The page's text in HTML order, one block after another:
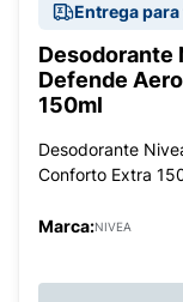
Entrega
Desodorante
Defende
150ml
Desodorante
Conforto Extra
Marca:NIVEA